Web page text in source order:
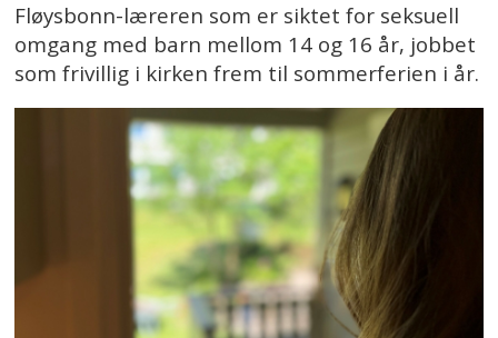
Fløysbonn-læreren som er siktet for seksuell
omgang med barn mellom 14 og 16 år, jobbet
som frivillig i kirken frem til sommerferien i år.